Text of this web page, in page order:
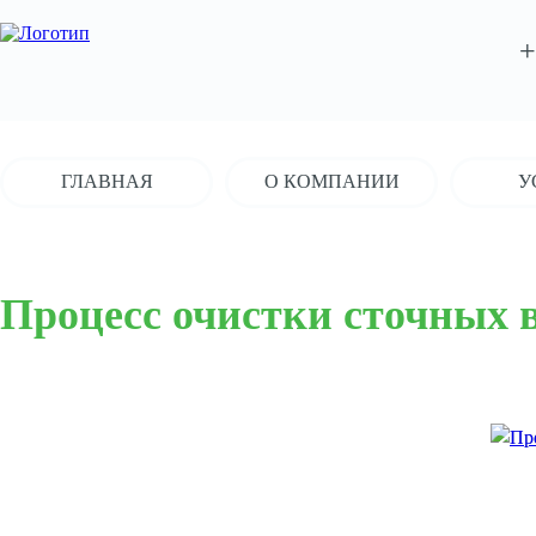
ГЛАВНАЯ О КОМПАНИИ
Процесс очистки сточных